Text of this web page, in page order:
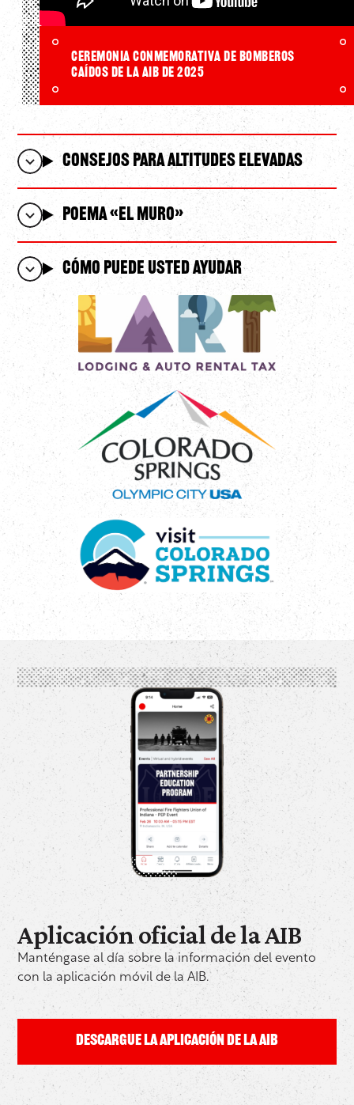
Ceremonia conmemorativa de bomberos
caídos de la AIB de 2025
Consejos para Altitudes Elevadas
POEMA «EL MURO»
Cómo Puede Usted Ayudar
Aplicación oficial de la AIB
Manténgase al día sobre la información del evento
con la aplicación móvil de la AIB.
DESCARGUE LA APLICACIÓN DE LA AIB